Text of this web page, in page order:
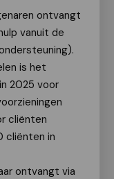
ontvangt
vanuit de
is het
2025 voor
cliënten
cliënten in
ontvangt via